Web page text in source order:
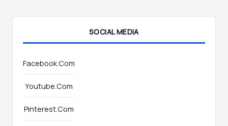
SOCIAL MEDIA
Facebook.Com
Youtube.Com
Pinterest.Com